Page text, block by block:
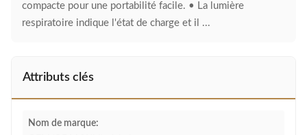
compacte pour une portabilité facile. • La lumière
respiratoire indique l'état de charge et il ...
Attributs clés
Nom de marque: